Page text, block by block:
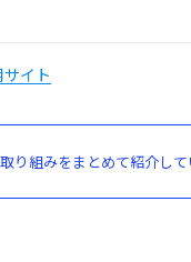
イト
り組みをまとめて紹介し